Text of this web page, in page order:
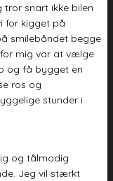
snart ikke bilen
for kigget på
smilebåndet begge
mig var at vælge
og få bygget en
ros og
stunder i
og tålmodig
Jeg vil stærkt